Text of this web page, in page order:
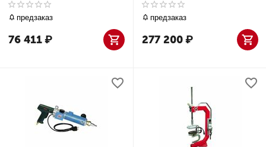
предзаказ
76 411₽
предзаказ
277 200₽